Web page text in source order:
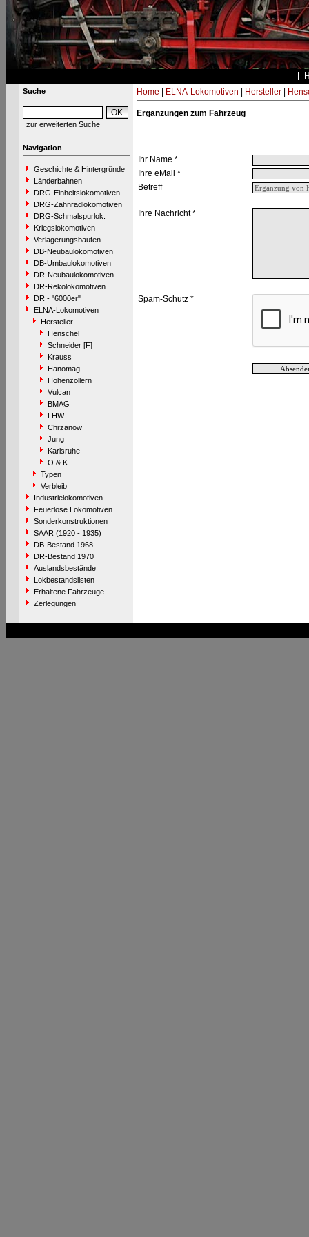
Suche
zur erweiterten Suche
Navigation
Geschichte & Hintergründe
Länderbahnen
DRG-Einheitslokomotiven
DRG-Zahnradlokomotiven
DRG-Schmalspurlok.
Kriegslokomotiven
Verlagerungsbauten
DB-Neubaulokomotiven
DB-Umbaulokomotiven
DR-Neubaulokomotiven
DR-Rekolokomotiven
DR - "6000er"
ELNA-Lokomotiven
Hersteller
Henschel
Schneider [F]
Krauss
Hanomag
Hohenzollern
Vulcan
BMAG
LHW
Chrzanow
Jung
Karlsruhe
O & K
Typen
Verbleib
Industrielokomotiven
Feuerlose Lokomotiven
Sonderkonstruktionen
SAAR (1920 - 1935)
DB-Bestand 1968
DR-Bestand 1970
Auslandsbestände
Lokbestandslisten
Erhaltene Fahrzeuge
Zerlegungen
Home ELNA-Lokomotiven Hersteller|
Ergänzungen zum Fahrzeug
Ihr Name *
Ihre eMail *
Betreff
Ihre Nachricht *
Spam-Schutz *